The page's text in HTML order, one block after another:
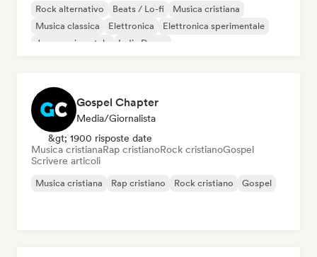
Rock alternativo Beats / Lo-fi
Musica cristiana
Musica classica
Elettronica
Elettronica sperimentale
Jazz sperimentale
Indie Dance
Gospel Chapter
Media/Giornalista
&gt; 1900 risposte date
Musica cristianaRap cristianoRock cristianoGospel
Scrivere articoli
Musica cristiana Rap cristiano Rock cristiano Gospel